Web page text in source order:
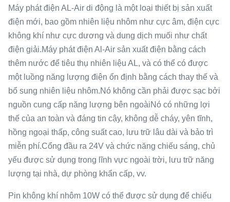
Máy phát điện AL-Air di động là một loại thiết bị sản xuất
điện mới, bao gồm nhiên liệu nhôm như cực âm, điện cực
không khí như cực dương và dung dịch muối như chất
điện giải.Máy phát điện Al-Air sản xuất điện bằng cách
thêm nước để tiêu thụ nhiên liệu AL, và có thể có được
một luồng năng lượng điện ổn định bằng cách thay thế và
bổ sung nhiên liệu nhôm.Nó không cần phải được sạc bởi
nguồn cung cấp năng lượng bên ngoàiNó có những lợi
thế của an toàn và đáng tin cậy, không dễ cháy, yên tĩnh,
hồng ngoại thấp, công suất cao, lưu trữ lâu dài và bảo trì
miễn phí.Cổng đầu ra 24V và chức năng chiếu sáng, chủ
yếu được sử dụng trong lĩnh vực ngoài trời, lưu trữ năng
lượng tại nhà, dự phòng khẩn cấp, vv.
Pin không khí nhôm 10W có thể được sử dụng để chiếu